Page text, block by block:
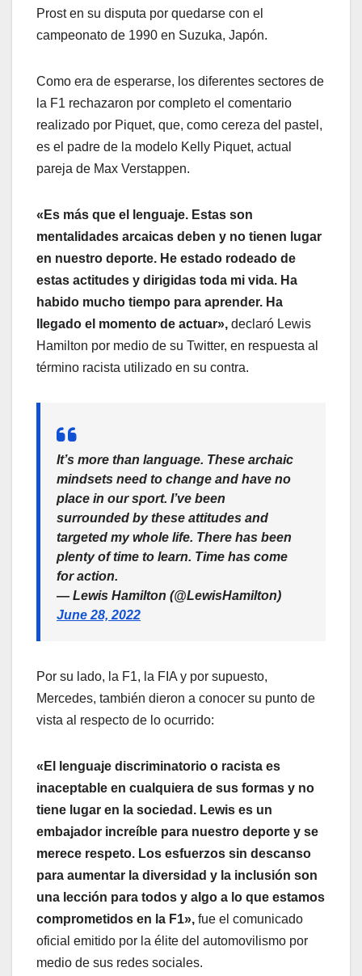
Prost en su disputa por quedarse con el
campeonato de 1990 en Suzuka, Japón.
Como era de esperarse, los diferentes sectores de
la F1 rechazaron por completo el comentario
realizado por Piquet, que, como cereza del pastel,
es el padre de la modelo Kelly Piquet, actual
pareja de Max Verstappen.
«Es más que el lenguaje. Estas son
mentalidades arcaicas deben y no tienen lugar
en nuestro deporte. He estado rodeado de
estas actitudes y dirigidas toda mi vida. Ha
habido mucho tiempo para aprender. Ha
llegado el momento de actuar», declaró Lewis
Hamilton por medio de su Twitter, en respuesta al
término racista utilizado en su contra.
It’s more than language. These archaic
mindsets need to change and have no
place in our sport. I’ve been
surrounded by these attitudes and
targeted my whole life. There has been
plenty of time to learn. Time has come
for action.
— Lewis Hamilton (@LewisHamilton)
June 28, 2022
Por su lado, la F1, la FIA y por supuesto,
Mercedes, también dieron a conocer su punto de
vista al respecto de lo ocurrido:
«El lenguaje discriminatorio o racista es
inaceptable en cualquiera de sus formas y no
tiene lugar en la sociedad. Lewis es un
embajador increíble para nuestro deporte y se
merece respeto. Los esfuerzos sin descanso
para aumentar la diversidad y la inclusión son
una lección para todos y algo a lo que estamos
comprometidos en la F1», fue el comunicado
oficial emitido por la élite del automovilismo por
medio de sus redes sociales.